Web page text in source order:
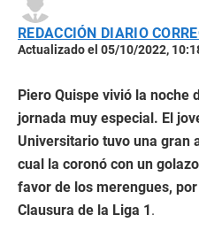
seconds
REDACCIÓN DIARIO
Actualizado el 05/10/2022,
Piero Quispe vivió la noche
jornada muy especial. El
Universitario tuvo una gran
cual la coronó con un
favor de los merengues,
Clausura de la Liga 1.